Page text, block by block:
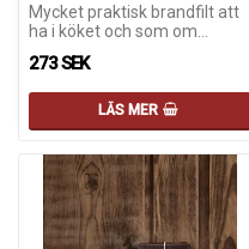
Mycket praktisk brandfilt att
ha i köket och som om…
273 SEK
LÄS MER